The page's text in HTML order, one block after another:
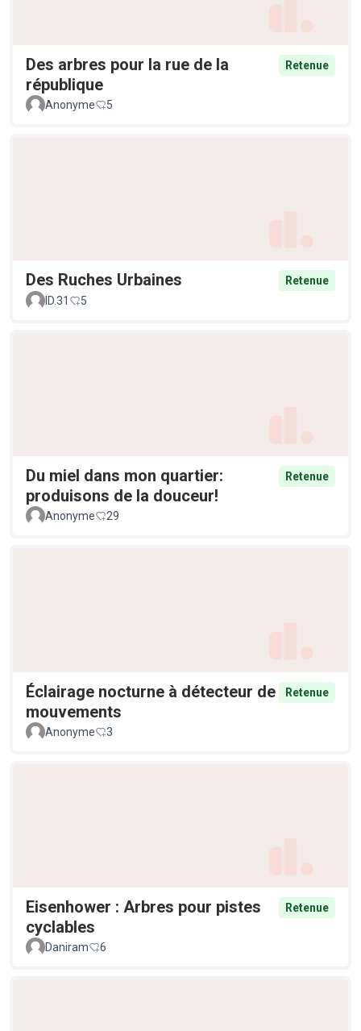
Des arbres pour la rue de la
république
Retenue
Anonyme 5
Des Ruches Urbaines
Retenue
ID.31
5
Du miel dans mon quartier:
produisons de la douceur!
Retenue
Anonyme 29
Éclairage nocturne à détecteur de
mouvements
Retenue
Anonyme 3
Eisenhower : Arbres pour pistes
cyclables
Retenue
Daniram 6